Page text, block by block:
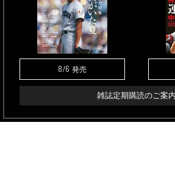
8/6 発売
雑誌定期購読のご案内